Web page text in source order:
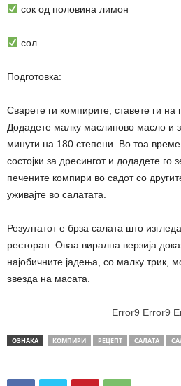
сок од половина лимон
сол
Подготовка:
Сварете ги компирите, ставете ги на
Додадете малку маслиново масло и
минути на 180 степени. Во тоа
состојки за дресингот и додадете го
печените компири во садот со
уживајте во салатата.
Резултатот е брза салата што
ресторан. Оваа вирална верзија
најобичните јадења, со малку трик,
ѕвезда на масата.
Error9 Error9
ОЗНАКА КОМПИРИ РЕЦЕПТ САЛАТА